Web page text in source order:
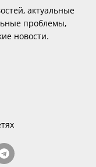
актуальные
проблемы,
новости.